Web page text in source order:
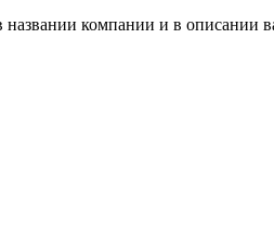
компании и в описании